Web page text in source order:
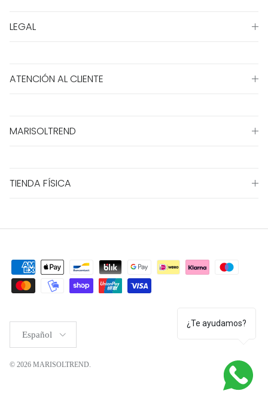
¿Te ayudamos?
LEGAL
ATENCIÓN AL CLIENTE
MARISOLTREND
TIENDA FÍSICA
Español
© 2026 MARISOLTREND.